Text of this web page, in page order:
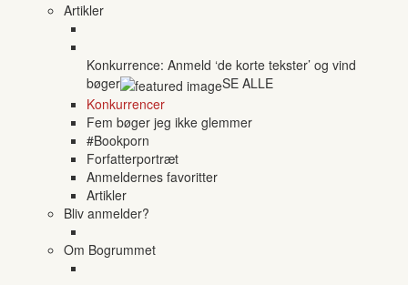
Artikler
Konkurrence: Anmeld ‘de korte tekster’ og vind
bøger
SE ALLE
Konkurrencer
Fem bøger jeg ikke glemmer
#Bookporn
Forfatterportræt
Anmeldernes favoritter
Artikler
Bliv anmelder?
Om Bogrummet